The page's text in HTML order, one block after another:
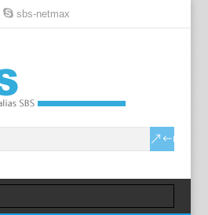
sbs-netmax